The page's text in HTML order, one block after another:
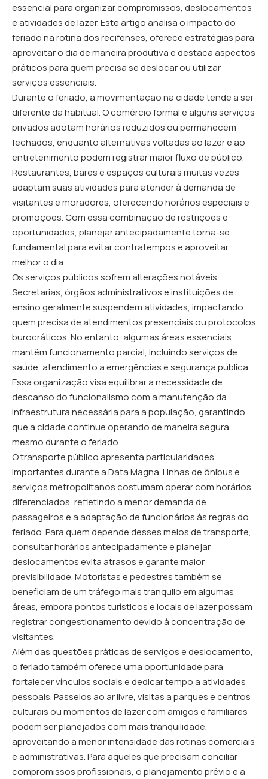
essencial para organizar compromissos, deslocamentos
e atividades de lazer. Este artigo analisa o impacto do
feriado na rotina dos recifenses, oferece estratégias para
aproveitar o dia de maneira produtiva e destaca aspectos
práticos para quem precisa se deslocar ou utilizar
serviços essenciais.
Durante o feriado, a movimentação na cidade tende a ser
diferente da habitual. O comércio formal e alguns serviços
privados adotam horários reduzidos ou permanecem
fechados, enquanto alternativas voltadas ao lazer e ao
entretenimento podem registrar maior fluxo de público.
Restaurantes, bares e espaços culturais muitas vezes
adaptam suas atividades para atender à demanda de
visitantes e moradores, oferecendo horários especiais e
promoções. Com essa combinação de restrições e
oportunidades, planejar antecipadamente torna-se
fundamental para evitar contratempos e aproveitar
melhor o dia.
Os serviços públicos sofrem alterações notáveis.
Secretarias, órgãos administrativos e instituições de
ensino geralmente suspendem atividades, impactando
quem precisa de atendimentos presenciais ou protocolos
burocráticos. No entanto, algumas áreas essenciais
mantêm funcionamento parcial, incluindo serviços de
saúde, atendimento a emergências e segurança pública.
Essa organização visa equilibrar a necessidade de
descanso do funcionalismo com a manutenção da
infraestrutura necessária para a população, garantindo
que a cidade continue operando de maneira segura
mesmo durante o feriado.
O transporte público apresenta particularidades
importantes durante a Data Magna. Linhas de ônibus e
serviços metropolitanos costumam operar com horários
diferenciados, refletindo a menor demanda de
passageiros e a adaptação de funcionários às regras do
feriado. Para quem depende desses meios de transporte,
consultar horários antecipadamente e planejar
deslocamentos evita atrasos e garante maior
previsibilidade. Motoristas e pedestres também se
beneficiam de um tráfego mais tranquilo em algumas
áreas, embora pontos turísticos e locais de lazer possam
registrar congestionamento devido à concentração de
visitantes.
Além das questões práticas de serviços e deslocamento,
o feriado também oferece uma oportunidade para
fortalecer vínculos sociais e dedicar tempo a atividades
pessoais. Passeios ao ar livre, visitas a parques e centros
culturais ou momentos de lazer com amigos e familiares
podem ser planejados com mais tranquilidade,
aproveitando a menor intensidade das rotinas comerciais
e administrativas. Para aqueles que precisam conciliar
compromissos profissionais, o planejamento prévio e a